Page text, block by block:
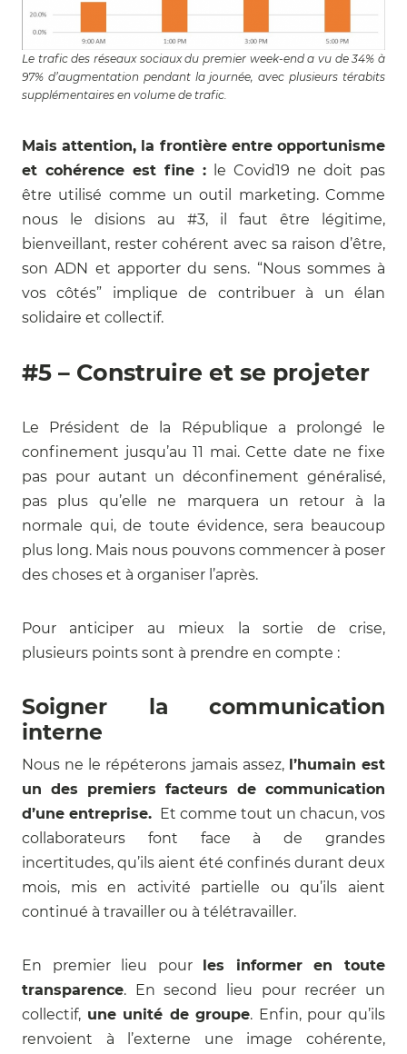
Le trafic des réseaux sociaux du premier week-end a vu de 34% à
97% d’augmentation pendant la journée, avec plusieurs térabits
supplémentaires en volume de trafic.
Mais attention, la frontière entre opportunisme
et cohérence est fine : le Covid19 ne doit pas
être utilisé comme un outil marketing. Comme
nous le disions au #3, il faut être légitime,
bienveillant, rester cohérent avec sa raison d’être,
son ADN et apporter du sens. “Nous sommes à
vos côtés” implique de contribuer à un élan
solidaire et collectif.
#5 – Construire et se projeter
Le Président de la République a prolongé le
confinement jusqu’au 11 mai. Cette date ne fixe
pas pour autant un déconfinement généralisé,
pas plus qu’elle ne marquera un retour à la
normale qui, de toute évidence, sera beaucoup
plus long. Mais nous pouvons commencer à poser
des choses et à organiser l’après.
Pour anticiper au mieux la sortie de crise,
plusieurs points sont à prendre en compte :
Soigner la communication
interne
Nous ne le répéterons jamais assez, l’humain est
un des premiers facteurs de communication
d’une entreprise. Et comme tout un chacun, vos
collaborateurs font face à de grandes
incertitudes, qu’ils aient été confinés durant deux
mois, mis en activité partielle ou qu’ils aient
continué à travailler ou à télétravailler.
En premier lieu pour les informer en toute
transparence. En second lieu pour recréer un
collectif, une unité de groupe. Enfin, pour qu’ils
renvoient à l’externe une image cohérente,